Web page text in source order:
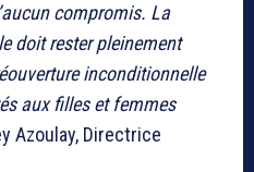
compromis. La
doit rester pleinement
inconditionnelle
aux filles et femmes
Azoulay, Directrice